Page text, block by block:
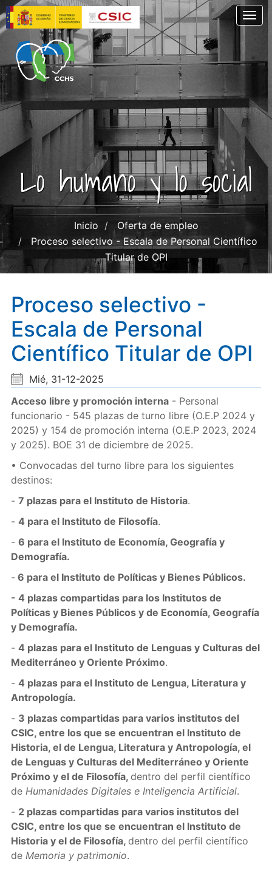
Pasar
al
contenido
principal
Lo humano y lo social
Inicio
Oferta de empleo
Proceso selectivo - Escala de Personal Científico
Titular de OPI
Proceso selectivo -
Escala de Personal
Científico Titular de OPI
Mié, 31-12-2025
Acceso libre y promoción interna- Personal
funcionario - 545 plazas de turno libre (O.E.P 2024 y
2025) y 154 de promoción interna (O.E.P 2023, 2024
y 2025). BOE 31 de diciembre de 2025.
• Convocadas del turno libre para los siguientes
destinos:
- 7 plazas para el Instituto de Historia.
- 4 para el Instituto de Filosofía.
- 6 para el Instituto de Economía, Geografía y
Demografía.
- 6 para el Instituto de Políticas y Bienes Públicos.
- 4 plazas compartidas para los Institutos de
Políticas y Bienes Públicos y de Economía, Geografía
y Demografía.
- 4 plazas para el Instituto de Lenguas y Culturas del
Mediterráneo y Oriente Próximo.
- 4 plazas para el Instituto de Lengua, Literatura y
Antropología.
- 3 plazas compartidas para varios institutos del
CSIC, entre los que se encuentran el Instituto de
Historia, el de Lengua, Literatura y Antropología, el
de Lenguas y Culturas del Mediterráneo y Oriente
Próximo y el de Filosofía, dentro del perfil científico
de Humanidades Digitales e Inteligencia Artificial.
- 2 plazas compartidas para varios institutos del
CSIC, entre los que se encuentran el Instituto de
Historia y el de Filosofía, dentro del perfil científico
de Memoria y patrimonio.